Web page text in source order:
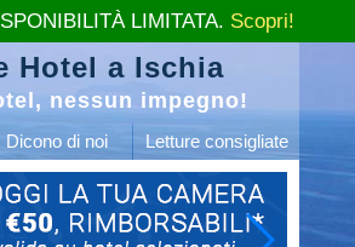
Hotel a Ischia
nessun impegno!
Dicono di noi Letture consigliate
LIMITATA. Scopri!